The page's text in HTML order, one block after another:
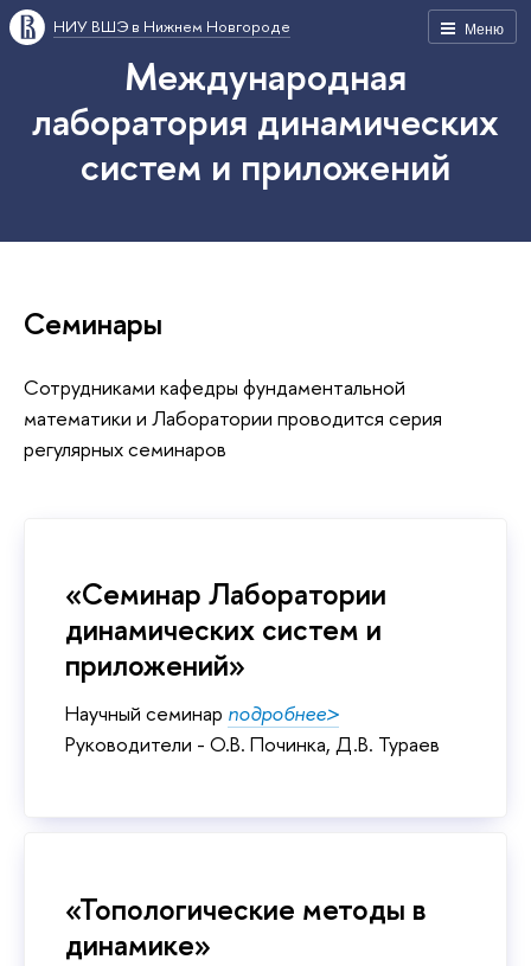
Меню
НИУ ВШЭ в Нижнем Новгороде
Международная
лаборатория динамических
систем и приложений
Семинары
Сотрудниками кафедры фундаментальной
математики и Лаборатории проводится серия
регулярных семинаров
«Семинар Лаборатории
динамических систем и
приложений»
Научный семинар подробнее>
Руководители - О.В. Починка, Д.В. Тураев
«Топологические методы в
динамике»